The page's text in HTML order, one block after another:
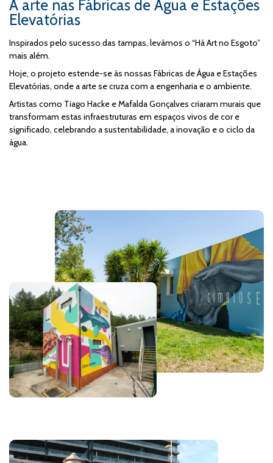
A arte nas Fábricas de Água e Estações
Elevatórias
Inspirados pelo sucesso das tampas, levámos o “Há Art no Esgoto”
mais além.
Hoje, o projeto estende-se às nossas Fábricas de Água e Estações
Elevatórias, onde a arte se cruza com a engenharia e o ambiente.
Artistas como Tiago Hacke e Mafalda Gonçalves criaram murais que
transformam estas infraestruturas em espaços vivos de cor e
significado, celebrando a sustentabilidade, a inovação e o ciclo da
água.